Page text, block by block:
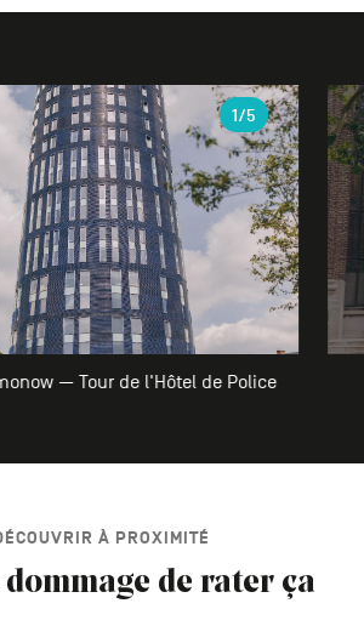
— Tour de l'Hôtel de Police
1/5
À PROXIMITÉ
de rater ça